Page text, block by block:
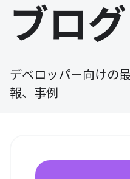
ブログ
デベロッパー向けの
報、事例